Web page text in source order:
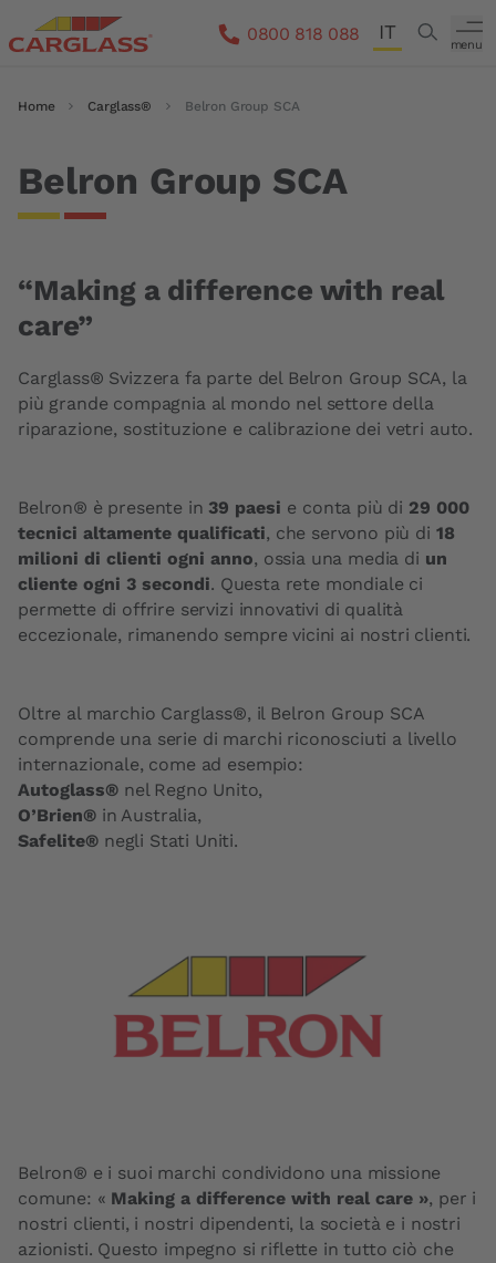
Salta al contenuto principale
0800 818 088
IT Search
menu
Briciole di pane
Home Carglass® Belron Group SCA
Belron Group SCA
“Making a difference with real
care”
Carglass® Svizzera fa parte del Belron Group SCA, la
più grande compagnia al mondo nel settore della
riparazione, sostituzione e calibrazione dei vetri auto.
Belron® è presente in 39 paesi e conta più di 29 000
tecnici altamente qualificati, che servono più di 18
milioni di clienti ogni anno, ossia una media di un
cliente ogni 3 secondi. Questa rete mondiale ci
permette di offrire servizi innovativi di qualità
eccezionale, rimanendo sempre vicini ai nostri clienti.
Oltre al marchio Carglass®, il Belron Group SCA
comprende una serie di marchi riconosciuti a livello
internazionale, come ad esempio:
Autoglass® nel Regno Unito,
O’Brien® in Australia,
Safelite® negli Stati Uniti.
Belron® e i suoi marchi condividono una missione
comune: « Making a difference with real care », per i
nostri clienti, i nostri dipendenti, la società e i nostri
azionisti. Questo impegno si riflette in tutto ciò che